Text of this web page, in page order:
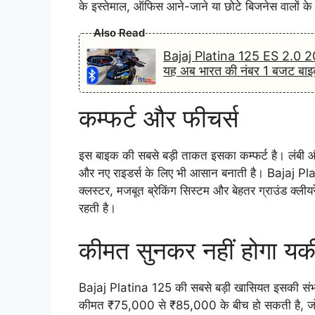
के इस्तेमाल, ऑफिस आने-जाने या छोटे बिजनेस वालों के
Also Read
Bajaj Platina 125 ES 2.0
यह अब भारत की नंबर 1 बजट
कम्फर्ट और फीचर्स
इस बाइक की सबसे बड़ी ताकत इसका कम्फर्ट है। लंबी
और नए राइडर्स के लिए भी आसान बनाती है। Bajaj
क्लस्टर, मजबूत ब्रेकिंग सिस्टम और बेहतर ग्राउंड
रहती है।
कीमत सुनकर नहीं होगा
Bajaj Platina 125 की सबसे बड़ी खासियत इसकी
कीमत ₹75,000 से ₹85,000 के बीच हो सकती है,